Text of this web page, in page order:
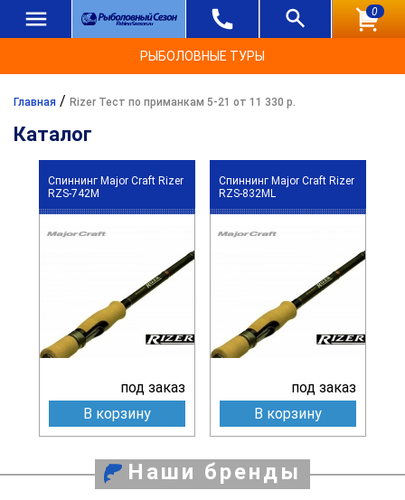
0
РЫБОЛОВНЫЕ ТУРЫ
Главная / Rizer Тест по приманкам 5-21 от 11 330 р.
Каталог
Спиннинг Major Craft Rizer
RZS-742M
под заказ
В корзину
Спиннинг Major Craft Rizer
RZS-832ML
под заказ
В корзину
Наши бренды